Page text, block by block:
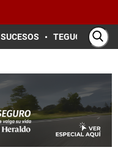
SUCESOS TEGUCIGALPA